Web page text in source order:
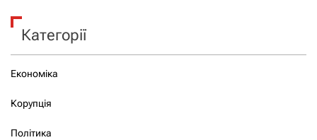
Категорії
Економіка
Корупція
Політика